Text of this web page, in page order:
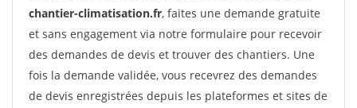
chantier-climatisation.fr, faites une demande gratuite
et sans engagement via notre formulaire pour recevoir
des demandes de devis et trouver des chantiers. Une
fois la demande validée, vous recevrez des demandes
de devis enregistrées depuis les plateformes et sites de